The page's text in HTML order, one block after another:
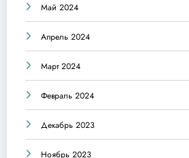
Май 2024
Апрель 2024
Март 2024
Февраль 2024
Декабрь 2023
Ноябрь 2023